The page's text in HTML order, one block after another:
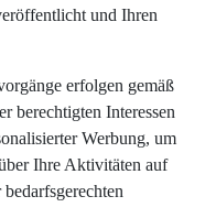
und Ihren
erfolgen gemäß
berechtigten Interessen
Werbung, um
Ihre Aktivitäten auf